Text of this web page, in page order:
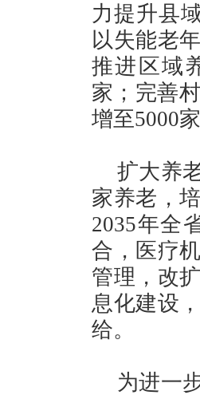
力提升县
以失能老
推进区域
家；完善
增至5000
扩大养
家养老，
2035年全
合，医疗
管理，改
息化建设
给。
为进一